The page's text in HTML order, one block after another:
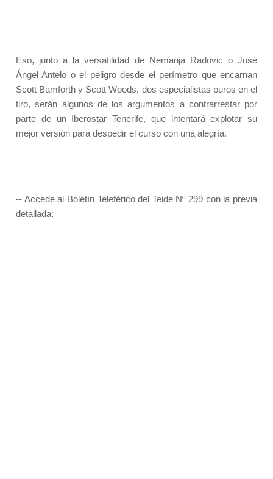
Eso, junto a la versatilidad de Nemanja Radovic o José
Ángel Antelo o el peligro desde el perímetro que encarnan
Scott Bamforth y Scott Woods, dos especialistas puros en el
tiro, serán algunos de los argumentos a contrarrestar por
parte de un Iberostar Tenerife, que intentará explotar su
mejor versión para despedir el curso con una alegría.
-- Accede al Boletín Teleférico del Teide Nº 299 con la previa
detallada: